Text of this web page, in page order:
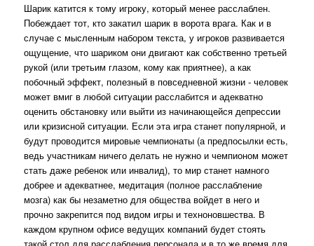
Шарик катится к тому игроку, который менее расслаблен.
Побеждает тот, кто закатил шарик в ворота врага. Как и в
случае с мысленным набором текста, у игроков развивается
ощущение, что шариком они двигают как собственно третьей
рукой (или третьим глазом, кому как приятнее), а как
побочный эффект, полезный в повседневной жизни - человек
может вмиг в любой ситуации расслабится и адекватно
оценить обстановку или выйти из начинающейся депрессии
или кризисной ситуации. Если эта игра станет популярной, и
будут проводится мировые чемпионаты (а предпосылки есть,
ведь участникам ничего делать не нужно и чемпионом может
стать даже ребенок или инвалид), то мир станет намного
добрее и адекватнее, медитация (полное расслабление
мозга) как бы незаметно для общества войдет в него и
прочно закрепится под видом игры и техноновшества. В
каждом крупном офисе ведущих компаний будет стоять
такой стол для расслабления персонала и в то же время для